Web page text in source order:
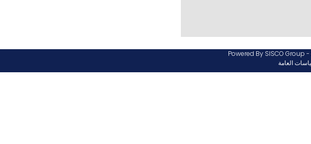
العامة